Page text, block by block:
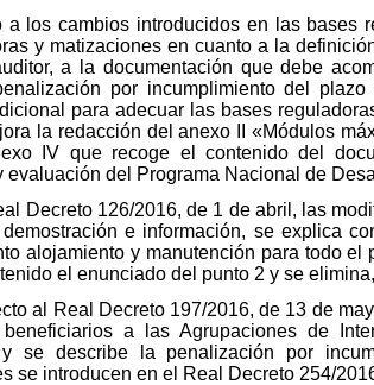
a los cambios introducidos en las bases
y matizaciones en cuanto a la
a la documentación que debe
por incumplimiento del
para adecuar las bases
la redacción del anexo II «Módulos
IV que recoge el contenido del
evaluación del Programa Nacional de
Decreto 126/2016, de 1 de abril, las
e información, se explica
alojamiento y manutención para todo
el enunciado del punto 2 y se
al Real Decreto 197/2016, de 13 de
a las Agrupaciones de
y se describe la penalización por
se introducen en el Real Decreto 254/